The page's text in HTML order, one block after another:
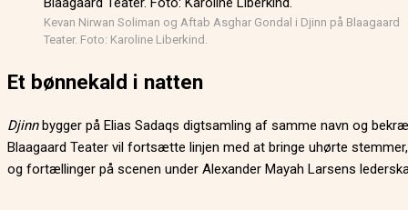
Kevan Nirwan Soliman og Aftab Asghar Gondal i Djinn på Blaagaard
Teater. Foto: Karoline Liberkind.
Et bønnekald i natten
Djinn bygger på Elias Sadaqs digtsamling af samme navn og
Blaagaard Teater vil fortsætte linjen med at bringe uhørte
og fortællinger på scenen under Alexander Mayah Larsens